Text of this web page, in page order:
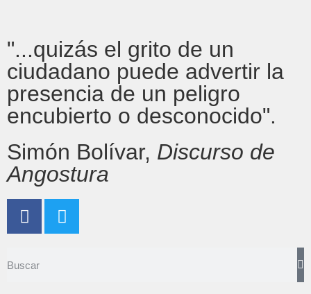
"...quizás el grito de un
ciudadano puede advertir la
presencia de un peligro
encubierto o desconocido".
Simón Bolívar, Discurso de
Angostura